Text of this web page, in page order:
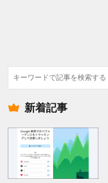
検
索
新着記事